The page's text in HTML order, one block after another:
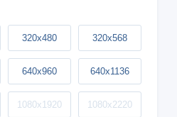
320x480 320x568
640x960 640x1136
1080x1920 1080x2220